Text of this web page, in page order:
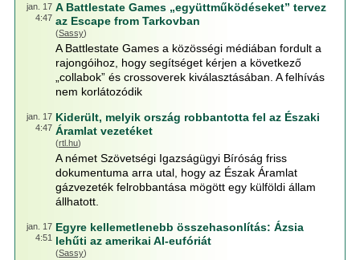
jan. 17
4:47
A Battlestate Games „együttműködéseket” tervez
az Escape from Tarkovban
(Sassy)
A Battlestate Games a közösségi médiában fordult a
rajongóihoz, hogy segítséget kérjen a következő
„collabok” és crossoverek kiválasztásában. A felhívás
nem korlátozódik
jan. 17
4:47
Kiderült, melyik ország robbantotta fel az Északi
Áramlat vezetéket
(rtl.hu)
A német Szövetségi Igazságügyi Bíróság friss
dokumentuma arra utal, hogy az Észak Áramlat
gázvezeték felrobbantása mögött egy külföldi állam
állhatott.
jan. 17
4:51
Egyre kellemetlenebb összehasonlítás: Ázsia
lehűti az amerikai AI-eufóriát
(Sassy)